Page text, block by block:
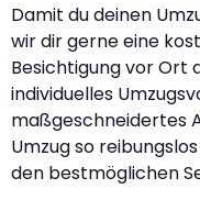
Damit du deinen
wir dir gerne eine
Besichtigung vor Ort
individuelles
maßgeschneidertes
Umzug so
den bestmöglichen